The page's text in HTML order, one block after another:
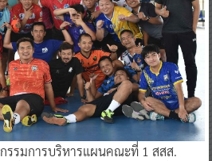
กรรมการบริหารแผนคณะที่ 1 สสส.